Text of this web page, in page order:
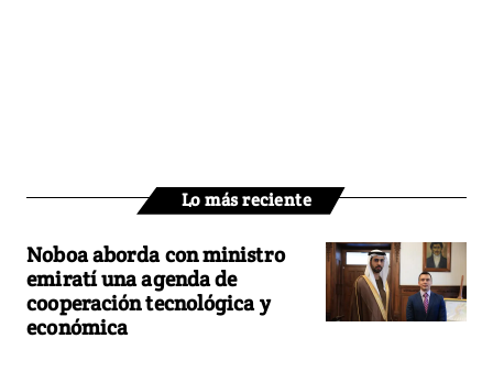
Lo más reciente
Noboa aborda con ministro
emiratí una agenda de
cooperación tecnológica y
económica